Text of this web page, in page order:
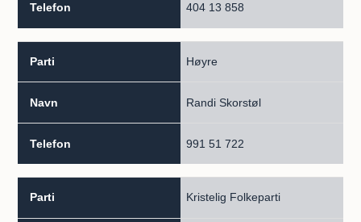
404 13 858
Høyre
Randi Skorstøl
991 51 722
Kristelig Folkeparti